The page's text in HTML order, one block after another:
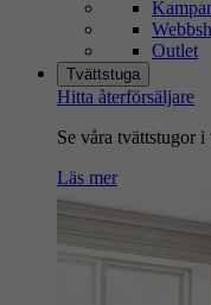
Outlet
Tvättstuga
Hitta återförsäljare
Se våra tvättstugor
Läs mer